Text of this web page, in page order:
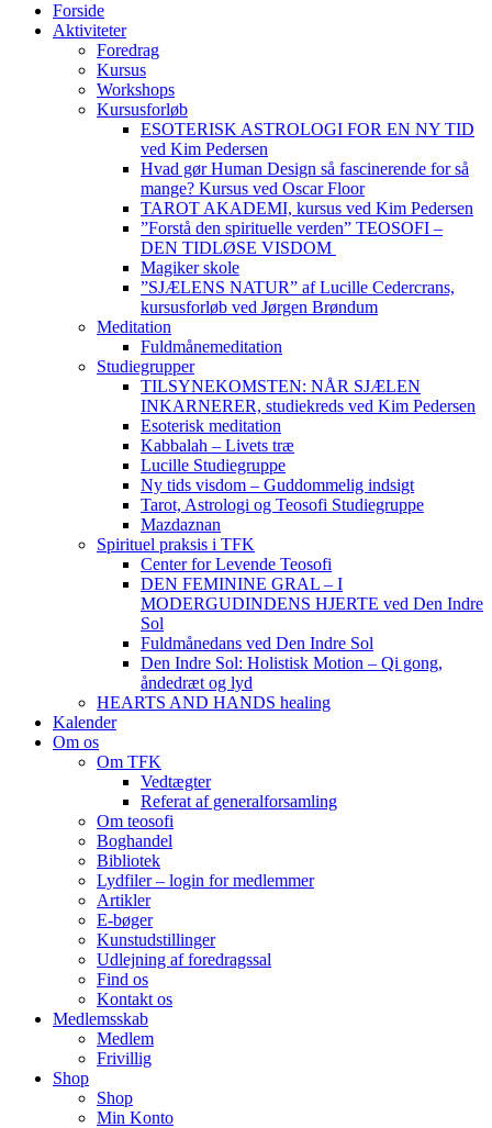
Forside
Aktiviteter
Foredrag
Kursus
Workshops
Kursusforløb
ESOTERISK ASTROLOGI FOR EN NY TID
ved Kim Pedersen
Hvad gør Human Design så fascinerende for så
mange? Kursus ved Oscar Floor
TAROT AKADEMI, kursus ved Kim Pedersen
”Forstå den spirituelle verden” TEOSOFI –
DEN TIDLØSE VISDOM
Magiker skole
”SJÆLENS NATUR” af Lucille Cedercrans,
kursusforløb ved Jørgen Brøndum
Meditation
Fuldmånemeditation
Studiegrupper
TILSYNEKOMSTEN: NÅR SJÆLEN
INKARNERER, studiekreds ved Kim Pedersen
Esoterisk meditation
Kabbalah – Livets træ
Lucille Studiegruppe
Ny tids visdom – Guddommelig indsigt
Tarot, Astrologi og Teosofi Studiegruppe
Mazdaznan
Spirituel praksis i TFK
Center for Levende Teosofi
DEN FEMININE GRAL – I
MODERGUDINDENS HJERTE ved Den Indre
Sol
Fuldmånedans ved Den Indre Sol
Den Indre Sol: Holistisk Motion – Qi gong,
åndedræt og lyd
HEARTS AND HANDS healing
Kalender
Om os
Om TFK
Vedtægter
Referat af generalforsamling
Om teosofi
Boghandel
Bibliotek
Lydfiler – login for medlemmer
Artikler
E-bøger
Kunstudstillinger
Udlejning af foredragssal
Find os
Kontakt os
Medlemsskab
Medlem
Frivillig
Shop
Shop
Min Konto